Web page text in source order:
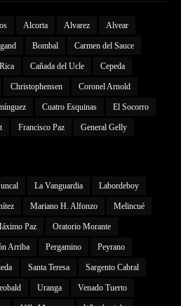
Alcorta Alvarez Alvear
Bombal Carmen del Sauce
Cañada del Ucle Cepeda
Christophensen Coronel Arnold
Cuatro Esquinas El Socorro
Francisco Paz General Gelly
La Vanguardia Labordeboy
Mariano H. Alfonzo Melincué
Paz Oratorio Morante
Arriba Pergamino Peyrano
Santa Teresa Sargento Cabral
Uranga Venado Tuerto